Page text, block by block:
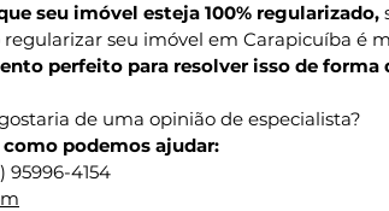
seu imóvel esteja 100% regularizado,
seu imóvel em Carapicuíba é
perfeito para resolver isso de
de uma opinião de especialista?
podemos ajudar:
95996-4154